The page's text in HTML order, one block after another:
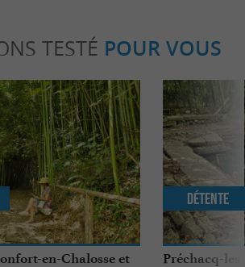
TESTÉ POUR VOUS
en-Chalosse et
Préchacq-
Détente